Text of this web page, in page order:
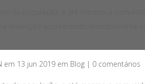
em 13 jun 2019 em Blog | 0 comentários